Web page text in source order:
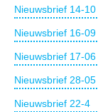
Nieuwsbrief 14-10
Nieuwsbrief 16-09
Nieuwsbrief 17-06
Nieuwsbrief 28-05
Nieuwsbrief 22-4